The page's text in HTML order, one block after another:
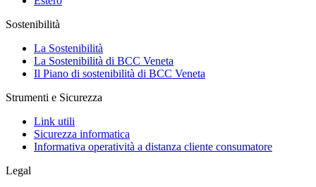
Sostenibilità
La Sostenibilità
La Sostenibilità di BCC Veneta
Il Piano di sostenibilità di BCC Veneta
Strumenti e Sicurezza
Link utili
Sicurezza informatica
Informativa operatività a distanza cliente consumatore
Legal